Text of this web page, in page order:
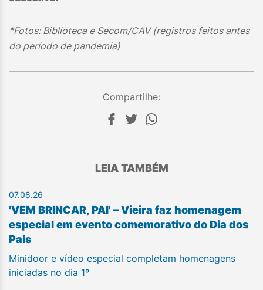
*Fotos: Biblioteca e Secom/CAV (registros feitos antes
do período de pandemia)
Compartilhe:
LEIA TAMBÉM
07.08.26
'VEM BRINCAR, PAI' – Vieira faz homenagem
especial em evento comemorativo do Dia dos
Pais
Minidoor e vídeo especial completam homenagens
iniciadas no dia 1º